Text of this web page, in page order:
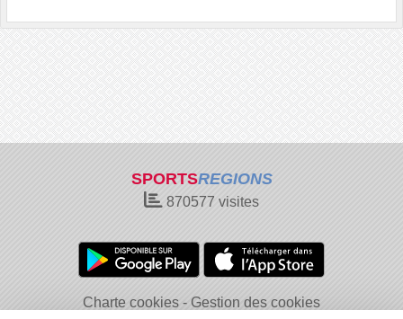
SPORTSREGIONS
870577 visites
Charte cookies
Gestion des cookies